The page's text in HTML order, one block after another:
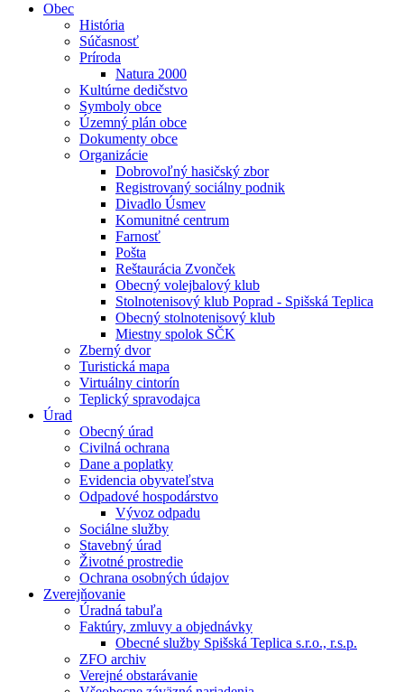
Obec
História
Súčasnosť
Príroda
Natura 2000
Kultúrne dedičstvo
Symboly obce
Územný plán obce
Dokumenty obce
Organizácie
Dobrovoľný hasičský zbor
Registrovaný sociálny podnik
Divadlo Úsmev
Komunitné centrum
Farnosť
Pošta
Reštaurácia Zvonček
Obecný volejbalový klub
Stolnotenisový klub Poprad - Spišská Teplica
Obecný stolnotenisový klub
Miestny spolok SČK
Zberný dvor
Turistická mapa
Virtuálny cintorín
Teplický spravodajca
Úrad
Obecný úrad
Civilná ochrana
Dane a poplatky
Evidencia obyvateľstva
Odpadové hospodárstvo
Vývoz odpadu
Sociálne služby
Stavebný úrad
Životné prostredie
Ochrana osobných údajov
Zverejňovanie
Úradná tabuľa
Faktúry, zmluvy a objednávky
Obecné služby Spišská Teplica s.r.o., r.s.p.
ZFO archiv
Verejné obstarávanie